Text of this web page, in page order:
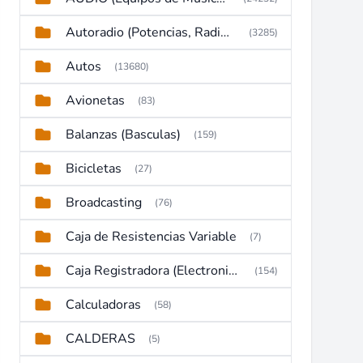
Autoradio (Potencias, Radios y DVD) (3285)
Autos (13680)
Avionetas (83)
Balanzas (Basculas) (159)
Bicicletas (27)
Broadcasting (76)
Caja de Resistencias Variable (7)
Caja Registradora (Electronic Cash Register) (154)
Calculadoras (58)
CALDERAS (5)